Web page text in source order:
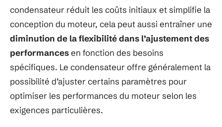
condensateur réduit les coûts initiaux et simplifie la
conception du moteur, cela peut aussi entraîner une
diminution de la flexibilité dans l’ajustement des
performancesen fonction des besoins
spécifiques. Le condensateur offre généralement la
possibilité d’ajuster certains paramètres pour
optimiser les performances du moteur selon les
exigences particulières.